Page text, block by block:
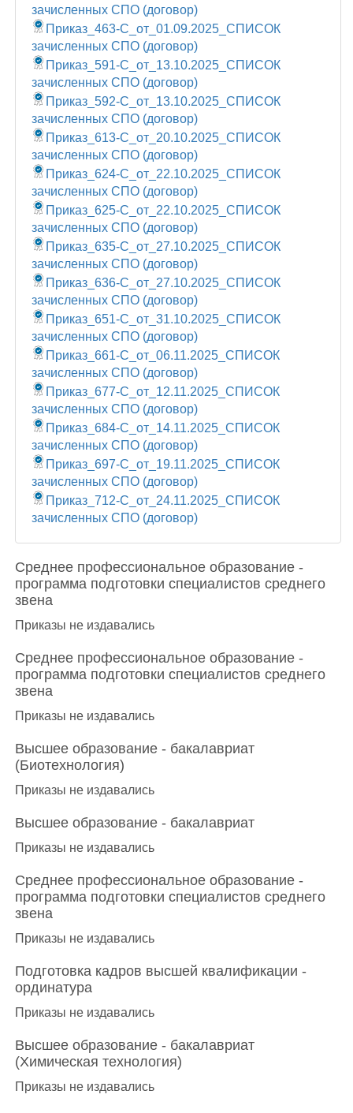
зачисленных CПО (договор)
Приказ_463-С_от_01.09.2025_СПИСОК
зачисленных CПО (договор)
Приказ_591-С_от_13.10.2025_СПИСОК
зачисленных CПО (договор)
Приказ_592-С_от_13.10.2025_СПИСОК
зачисленных CПО (договор)
Приказ_613-С_от_20.10.2025_СПИСОК
зачисленных CПО (договор)
Приказ_624-С_от_22.10.2025_СПИСОК
зачисленных CПО (договор)
Приказ_625-С_от_22.10.2025_СПИСОК
зачисленных CПО (договор)
Приказ_635-С_от_27.10.2025_СПИСОК
зачисленных CПО (договор)
Приказ_636-С_от_27.10.2025_СПИСОК
зачисленных CПО (договор)
Приказ_651-С_от_31.10.2025_СПИСОК
зачисленных CПО (договор)
Приказ_661-С_от_06.11.2025_СПИСОК
зачисленных CПО (договор)
Приказ_677-С_от_12.11.2025_СПИСОК
зачисленных CПО (договор)
Приказ_684-С_от_14.11.2025_СПИСОК
зачисленных CПО (договор)
Приказ_697-С_от_19.11.2025_СПИСОК
зачисленных CПО (договор)
Приказ_712-С_от_24.11.2025_СПИСОК
зачисленных CПО (договор)
Среднее профессиональное образование -
программа подготовки специалистов среднего
звена
Приказы не издавались
Среднее профессиональное образование -
программа подготовки специалистов среднего
звена
Приказы не издавались
Высшее образование - бакалавриат
(Биотехнология)
Приказы не издавались
Высшее образование - бакалавриат
Приказы не издавались
Среднее профессиональное образование -
программа подготовки специалистов среднего
звена
Приказы не издавались
Подготовка кадров высшей квалификации -
ординатура
Приказы не издавались
Высшее образование - бакалавриат
(Химическая технология)
Приказы не издавались